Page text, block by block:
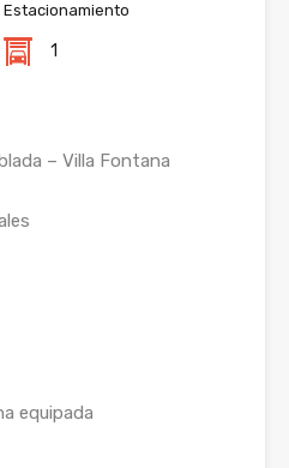
Estacionamiento
1
– Villa Fontana
equipada